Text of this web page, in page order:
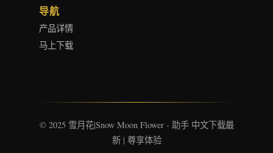
导航
产品详情
马上下载
© 2025 雪月花|Snow Moon Flower - 助手 中文下载最
新 | 尊享体验